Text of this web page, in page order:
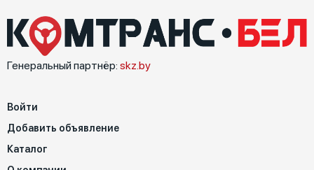
Генеральный партнёр: skz.by
Войти
Добавить объявление
Каталог